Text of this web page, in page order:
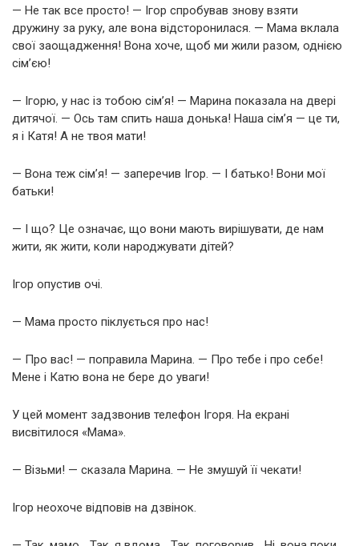
— Не так все просто! — Ігор спробував знову взяти
дружину за руку, але вона відсторонилася. — Мама вклала
свої заощадження! Вона хоче, щоб ми жили разом, однією
сім’єю!
— Ігорю, у нас із тобою сім’я! — Марина показала на двері
дитячої. — Ось там спить наша донька! Наша сім’я — це ти,
я і Катя! А не твоя мати!
— Вона теж сім’я! — заперечив Ігор. — І батько! Вони мої
батьки!
— І що? Це означає, що вони мають вирішувати, де нам
жити, як жити, коли народжувати дітей?
Ігор опустив очі.
— Мама просто піклується про нас!
— Про вас! — поправила Марина. — Про тебе і про себе!
Мене і Катю вона не бере до уваги!
У цей момент задзвонив телефон Ігоря. На екрані
висвітилося «Мама».
— Візьми! — сказала Марина. — Не змушуй її чекати!
Ігор неохоче відповів на дзвінок.